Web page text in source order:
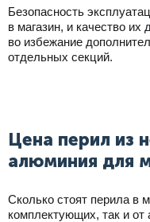
Безопасность
в магазин, и качество
во избежание
отдельных секций.
Цена перил из
алюминия для
Сколько стоят перила в
комплектующих, так и от